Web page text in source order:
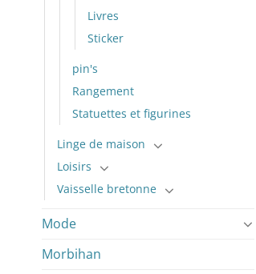
Livres
Sticker
pin's
Rangement
Statuettes et figurines
Linge de maison
Loisirs
Vaisselle bretonne
Mode
Morbihan
Pierre
CARNETS PAPIER RECYCLÉ
Carnet M Waterlili –